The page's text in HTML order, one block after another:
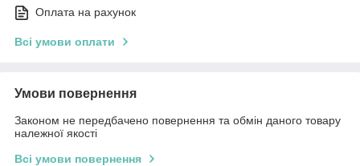
Оплата на рахунок
Всі умови оплати
Умови повернення
Законом не передбачено повернення та обмін даного товару
належної якості
Всі умови повернення